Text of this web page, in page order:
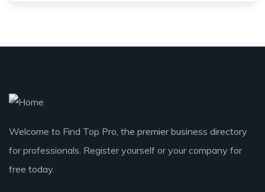
Welcome to Find Top Pro, the premier business directory
for professionals. Register yourself or your company for
free today.